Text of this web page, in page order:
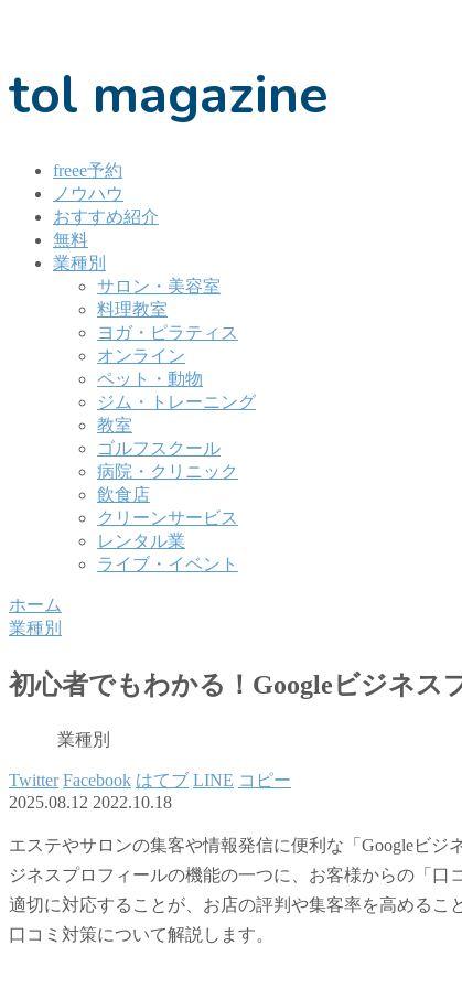
tol magazine
freee予約
ノウハウ
おすすめ紹介
無料
業種別
サロン・美容室
料理教室
ヨガ・ピラティス
オンライン
ペット・動物
ジム・トレーニング
教室
ゴルフスクール
病院・クリニック
飲食店
クリーンサービス
レンタル業
ライブ・イベント
ホーム
業種別
初心者でもわかる！Googleビジネス
業種別
Twitter Facebook はてブ LINE コピー
2025.08.12 2022.10.18
エステやサロンの集客や情報発信に便利な「Googleビジ
ジネスプロフィールの機能の一つに、お客様からの「
適切に対応することが、お店の評判や集客率を高めるこ
口コミ対策について解説します。